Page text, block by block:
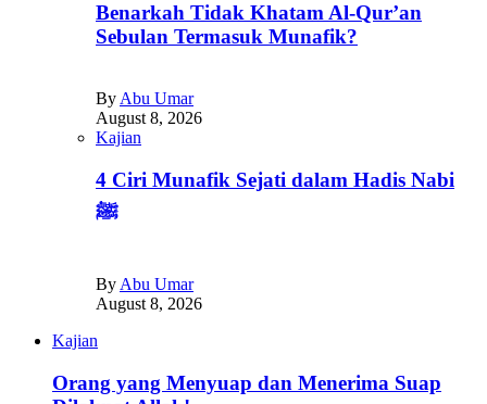
Benarkah Tidak Khatam Al-Qur’an
Sebulan Termasuk Munafik?
By Abu Umar
August 8, 2026
Kajian
4 Ciri Munafik Sejati dalam Hadis Nabi
ﷺ
By Abu Umar
August 8, 2026
Kajian
Orang yang Menyuap dan Menerima Suap